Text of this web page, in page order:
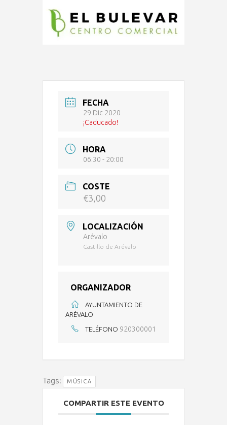
FECHA
29 Dic 2020
¡Caducado!
HORA
06:30 - 20:00
COSTE
€3,00
LOCALIZACIÓN
Arévalo
Castillo de Arévalo
ORGANIZADOR
AYUNTAMIENTO DE
ARÉVALO
TELÉFONO 920300001
Tags: MÚSICA
COMPARTIR ESTE EVENTO